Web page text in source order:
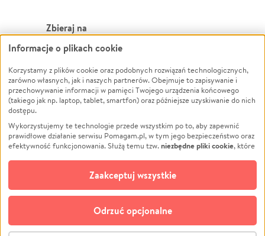
Zbieraj na
Leczenie
Zwierzęta
Pożar
Ukraina
Pomoc Finansowa
Projekty
Pogrzeb
Społeczność lokalna
Kultura
Powódź
Wichura
NGO
Edukacja
Podróż
Impreza
Ochrona środowiska
Biznes
Informacje o plikach cookie
Korzystamy z plików cookie oraz podobnych rozwiązań technologicznych,
zarówno własnych, jak i naszych partnerów. Obejmuje to zapisywanie i
przechowywanie informacji w pamięci Twojego urządzenia końcowego
(takiego jak np. laptop, tablet, smartfon) oraz późniejsze uzyskiwanie do nich
dostępu.
Wykorzystujemy te technologie przede wszystkim po to, aby zapewnić
prawidłowe działanie serwisu Pomagam.pl, w tym jego bezpieczeństwo oraz
efektywność funkcjonowania. Służą temu tzw.niezbędne pliki cookie, które
opcjonalnych plików cookie
technologii do celów analitycznych i retargetingowych. Możesz wyrazić
zgodę na ich stosowanie lub jej odmówić. W dowolnym momencie masz
możliwość zmiany swoich preferencji na stronie „Zarządzaj zgodami cookie”,
do której link znajdziesz w stopce serwisu Pomagam.pl. Opcjonalne pliki
cookie wykorzystywane są w następujących celach:
Odrzuć opcjonalne
Zaakceptuj wszystkie